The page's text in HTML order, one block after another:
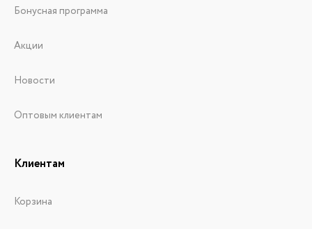
Бонусная программа
Акции
Новости
Оптовым клиентам
Клиентам
Корзина